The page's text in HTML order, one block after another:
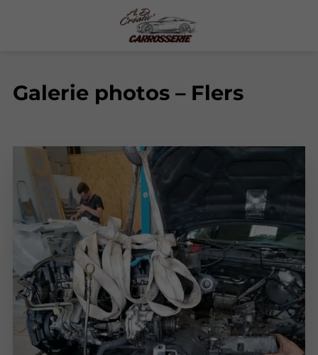
Galerie photos – Flers